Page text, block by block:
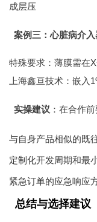
成层压
案例三：心脏病介入
特殊要求：薄膜需在
上海鑫亘技术：嵌入
实操建议 ：在合作
与自身产品相似的既
定制化开发周期和最
紧急订单的应急响应
总结与选择建议